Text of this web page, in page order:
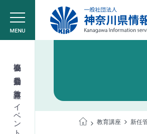
イベント情報 教育講座 新任